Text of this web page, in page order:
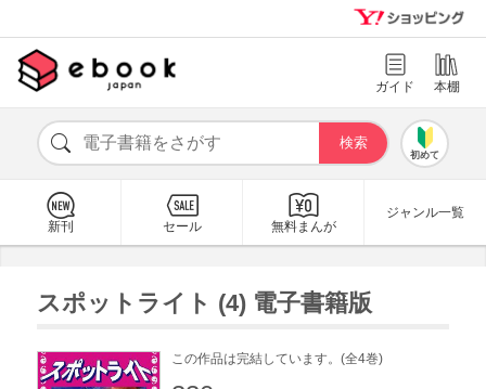
ガイド 本棚
初めて
新刊 セール 無料まんが
ジャンル一覧
スポットライト (4) 電子書籍版
この作品は完結しています。(全4巻)